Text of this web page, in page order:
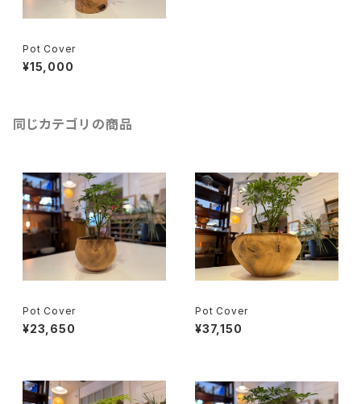
Pot Cover
¥15,000
同じカテゴリの商品
Pot Cover
¥23,650
Pot Cover
¥37,150